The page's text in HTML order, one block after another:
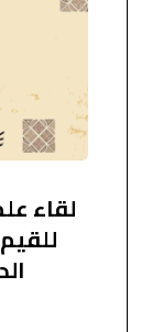
لقاء